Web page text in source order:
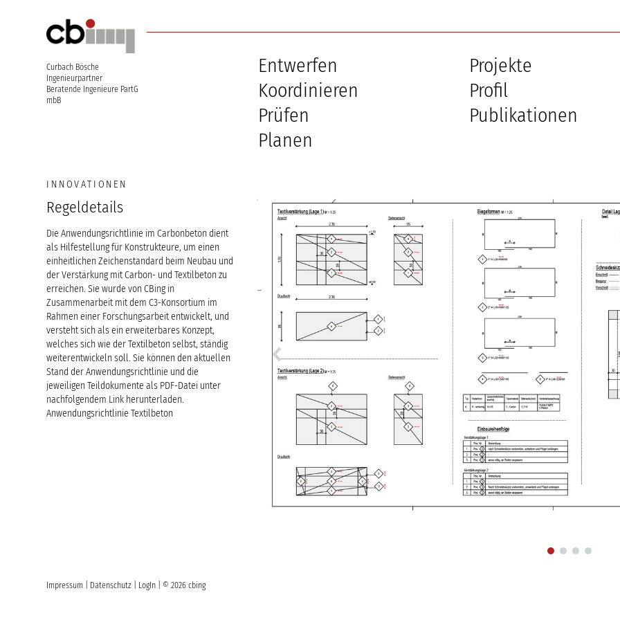
Curbach Bösche
Ingenieurpartner
Beratende Ingenieure PartG
mbB
Entwerfen
Koordinieren
Prüfen
Planen
Projekte
Profil
Publikationen
INNOVATIONEN
Regeldetails
Die Anwendungsrichtlinie im Carbonbeton dient
als Hilfestellung für Konstrukteure, um einen
einheitlichen Zeichenstandard beim Neubau und
der Verstärkung mit Carbon- und Textilbeton zu
erreichen. Sie wurde von CBing in
Zusammenarbeit mit dem C3-Konsortium im
Rahmen einer Forschungsarbeit entwickelt, und
versteht sich als ein erweiterbares Konzept,
welches sich wie der Textilbeton selbst, ständig
weiterentwickeln soll. Sie können den aktuellen
Stand der Anwendungsrichtlinie und die
jeweiligen Teildokumente als PDF-Datei unter
nachfolgendem Link herunterladen.
Anwendungsrichtlinie Textilbeton
Impressum Datenschutz LogIn | © 2026 cbing